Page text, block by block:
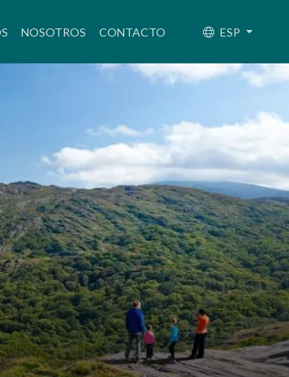
NOSOTROS CONTACTO ESP